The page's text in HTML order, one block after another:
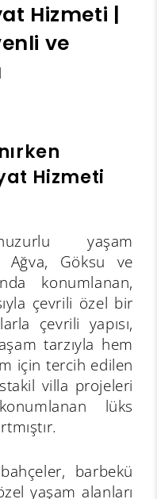
Hizmeti |
ve
Hizmeti
yaşam
Göksu ve
konumlanan,
çevrili özel bir
çevrili yapısı,
tarzıyla hem
için tercih edilen
villa projeleri
lüks
barbekü
yaşam alanları